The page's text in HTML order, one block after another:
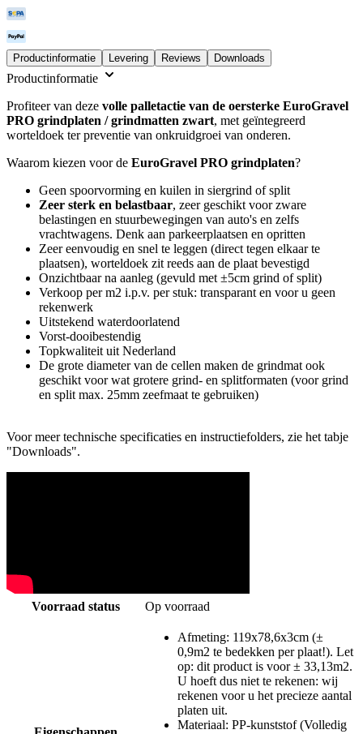
Productinformatie Levering Reviews Downloads
Productinformatie
Profiteer van deze volle palletactie van de oersterke EuroGravel
PRO grindplaten / grindmatten zwart, met geïntegreerd
worteldoek ter preventie van onkruidgroei van onderen.
Waarom kiezen voor de EuroGravel PRO grindplaten?
Geen spoorvorming en kuilen in siergrind of split
Zeer sterk en belastbaar, zeer geschikt voor zware
belastingen en stuurbewegingen van auto's en zelfs
vrachtwagens. Denk aan parkeerplaatsen en opritten
Zeer eenvoudig en snel te leggen (direct tegen elkaar te
plaatsen), worteldoek zit reeds aan de plaat bevestigd
Onzichtbaar na aanleg (gevuld met ±5cm grind of split)
Verkoop per m2 i.p.v. per stuk: transparant en voor u geen
rekenwerk
Uitstekend waterdoorlatend
Vorst-dooibestendig
Topkwaliteit uit Nederland
De grote diameter van de cellen maken de grindmat ook
geschikt voor wat grotere grind- en splitformaten (voor grind
en split max. 25mm zeefmaat te gebruiken)
Voor meer technische specificaties en instructiefolders, zie het tabje
"Downloads".
Voorraad status Op voorraad
Afmeting: 119x78,6x3cm (±
0,9m2 te bedekken per plaat!). Let
op: dit product is voor ± 33,13m2.
U hoeft dus niet te rekenen: wij
rekenen voor u het precieze aantal
platen uit.
Materiaal: PP-kunststof (Volledig